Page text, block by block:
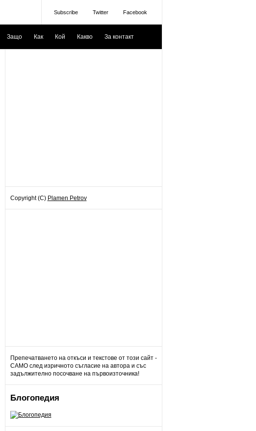
Subscribe Twitter Facebook
Защо Как Кой Какво За контакт
Copyright (C) Plamen Petrov
Препечатването на откъси и текстове от този сайт -
САМО след изричното съгласие на автора и със
задължително посочване на първоизточника!
Блогопедия